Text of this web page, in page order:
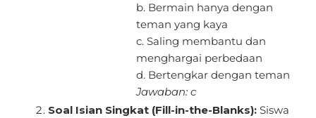
b. Bermain hanya dengan
teman yang kaya
c. Saling membantu dan
menghargai perbedaan
d. Bertengkar dengan teman
Jawaban: c
Soal Isian Singkat (Fill-in-the-Blanks): Siswa